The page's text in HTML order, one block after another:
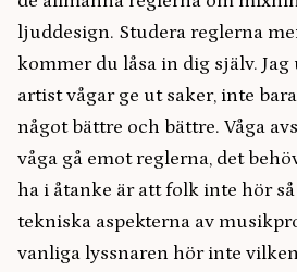
ljuddesign. Studera reglerna
kommer du låsa in dig själv.
artist vågar ge ut saker, inte
något bättre och bättre. Våga
våga gå emot reglerna, det
ha i åtanke är att folk inte hör
tekniska aspekterna av
vanliga lyssnaren hör inte